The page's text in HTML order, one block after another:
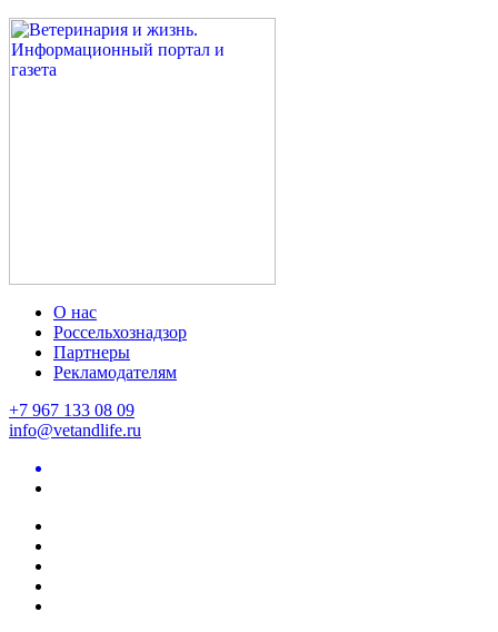
О нас
Россельхознадзор
Партнеры
Рекламодателям
+7 967 133 08 09
info@vetandlife.ru